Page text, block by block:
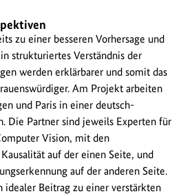
zu einer besseren Vorhersage und
strukturiertes Verständnis der
werden erklärbarer und somit das
Am Projekt arbeiten
und Paris in einer deutsch-
Die Partner sind jeweils Experten für
Vision, mit den
auf der einen Seite, und
auf der anderen Seite.
idealer Beitrag zu einer verstärkten